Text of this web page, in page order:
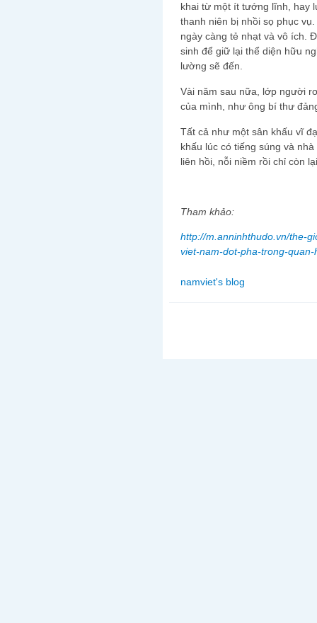
khai từ một ít tướng lĩnh, hay
thanh niên bị nhồi sọ phục
ngày càng tẻ nhạt và vô ích.
sinh để giữ lại thể diện hữu
lường sẽ đến.
Vài năm sau nữa, lớp người
của mình, như ông bí thư
Tất cả như một sân khấu vĩ
khấu lúc có tiếng súng và
liên hồi, nỗi niềm rồi chỉ còn
Tham khảo:
http://m.anninhthudo.vn/the-
viet-nam-dot-pha-trong-
namviet's blog